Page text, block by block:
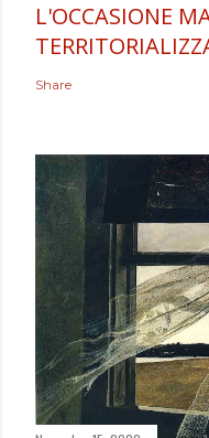
L'OCCASIONE
Share